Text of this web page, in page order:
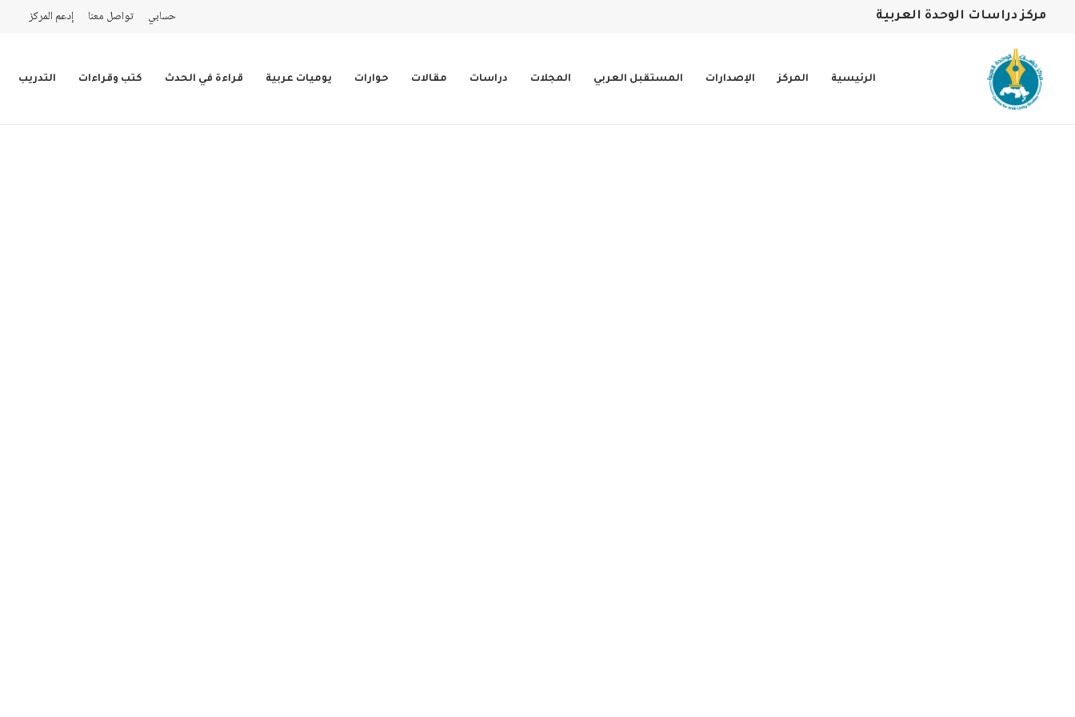
مركز دراسات الوحدة العربية حسابي تواصل معنا إدعم المركز
الرئيسية المركز الإصدارات المستقبل العربي المجلات دراسات مقالات حوارات يوميات عربية قراءة في الحدث كتب وقراءات التدريب